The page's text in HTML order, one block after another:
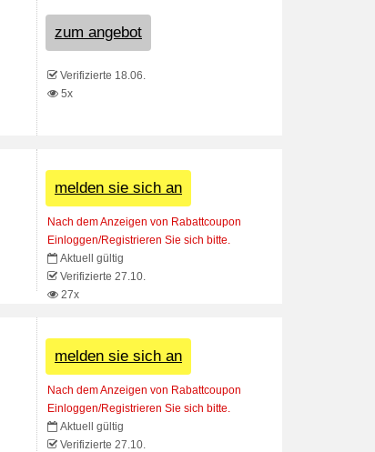
zum angebot
Verifizierte 18.06.
5x
melden sie sich an
Nach dem Anzeigen von Rabattcoupon
Einloggen/Registrieren Sie sich bitte.
Aktuell gültig
Verifizierte 27.10.
27x
melden sie sich an
Nach dem Anzeigen von Rabattcoupon
Einloggen/Registrieren Sie sich bitte.
Aktuell gültig
Verifizierte 27.10.